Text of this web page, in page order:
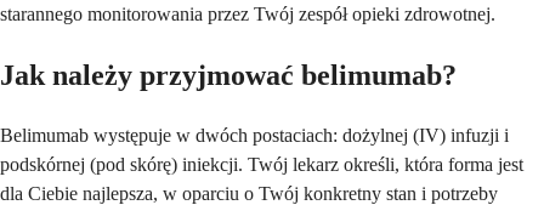
starannego monitorowania przez Twój zespół opieki zdrowotnej.
Jak należy przyjmować belimumab?
Belimumab występuje w dwóch postaciach: dożylnej (IV) infuzji i
podskórnej (pod skórę) iniekcji. Twój lekarz określi, która forma jest
dla Ciebie najlepsza, w oparciu o Twój konkretny stan i potrzeby